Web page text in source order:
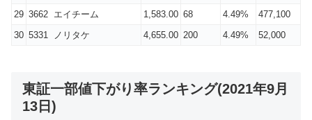
29 3662 エイチーム 1,583.00 68 4.49%
477,100
30 5331 ノリタケ 4,655.00 200 4.49% 52,000
東証一部値下がり率ランキング(2021年9月
13日)